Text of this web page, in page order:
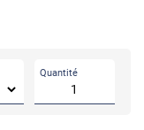
Quantité